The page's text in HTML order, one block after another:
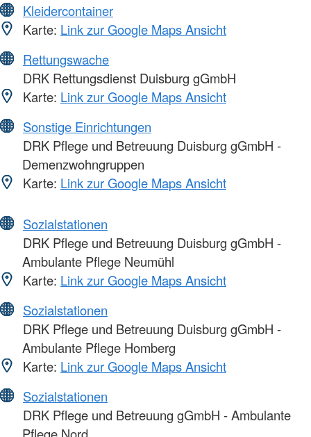
Kleidercontainer
Karte: Link zur Google Maps Ansicht
Rettungswache
DRK Rettungsdienst Duisburg gGmbH
Karte: Link zur Google Maps Ansicht
Sonstige Einrichtungen
DRK Pflege und Betreuung Duisburg gGmbH -
Demenzwohngruppen
Karte: Link zur Google Maps Ansicht
Sozialstationen
DRK Pflege und Betreuung Duisburg gGmbH -
Ambulante Pflege Neumühl
Karte: Link zur Google Maps Ansicht
Sozialstationen
DRK Pflege und Betreuung Duisburg gGmbH -
Ambulante Pflege Homberg
Karte: Link zur Google Maps Ansicht
Sozialstationen
DRK Pflege und Betreuung gGmbH - Ambulante